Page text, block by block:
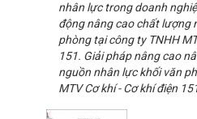
nhân lực trong doanh
động nâng cao chất lượng
phòng tại công ty TNHH
151. Giải pháp nâng cao
nguồn nhân lực khối văn
MTV Cơ khí - Cơ khí điện